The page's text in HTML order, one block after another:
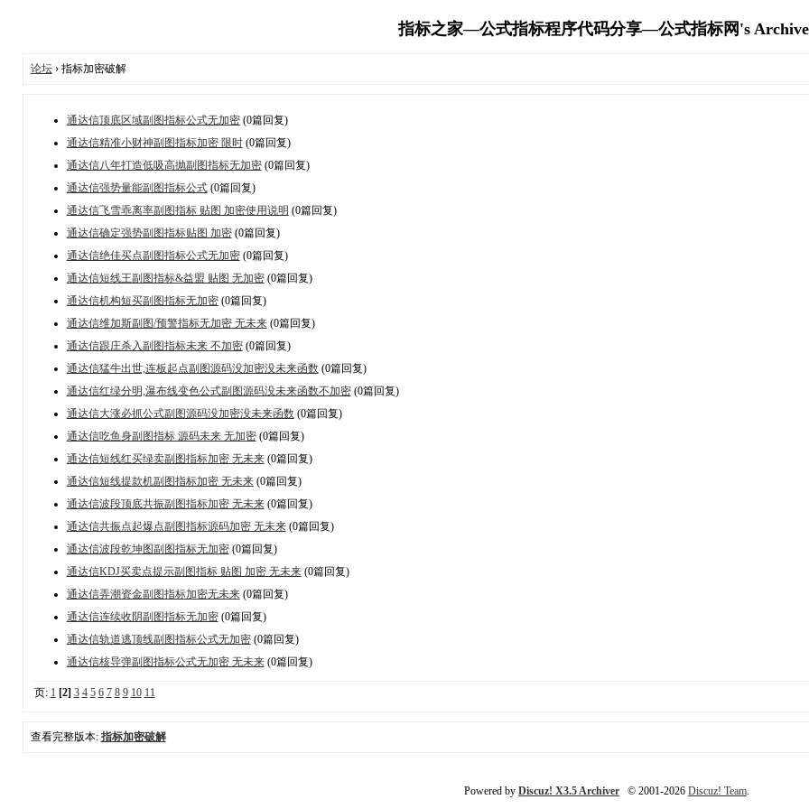
指标之家—公式指标程序代码分享—公式指标网's
论坛› 指标加密破解
通达信顶底区域副图指标公式无加密(0篇回复)
通达信精准小财神副图指标加密 限时(0篇回复)
通达信八年打造低吸高抛副图指标无加密(0篇回复)
通达信强势量能副图指标公式(0篇回复)
通达信飞雪乖离率副图指标 贴图 加密使用说明 (0篇回复)
通达信确定强势副图指标贴图 加密(0篇回复)
通达信绝佳买点副图指标公式无加密(0篇回复)
通达信短线王副图指标&益盟 贴图 无加密(0篇回复)
通达信机构短买副图指标无加密(0篇回复)
通达信维加斯副图/预警指标无加密 无未来(0篇回复)
通达信跟庄杀入副图指标未来 不加密(0篇回复)
通达信猛牛出世,连板起点副图源码没加密没未来函数(0篇回复)
通达信红绿分明,瀑布线变色公式副图源码没未来函数不加密(0篇回复)
通达信大涨必抓公式副图源码没加密没未来函数(0篇回复)
通达信吃鱼身副图指标 源码未来 无加密(0篇回复)
通达信短线红买绿卖副图指标加密 无未来(0篇回复)
通达信短线提款机副图指标加密 无未来(0篇回复)
通达信波段顶底共振副图指标加密 无未来(0篇回复)
通达信共振点起爆点副图指标源码加密 无未来(0篇回复)
通达信波段乾坤图副图指标无加密(0篇回复)
通达信KDJ买卖点提示副图指标 贴图 加密 无未来(0篇回复)
通达信弄潮资金副图指标加密无未来(0篇回复)
通达信连续收阴副图指标无加密(0篇回复)
通达信轨道逃顶线副图指标公式无加密(0篇回复)
通达信核导弹副图指标公式无加密 无未来(0篇回复)
页: 1 [2] 3 4 5 6 7 8 9 10 11
查看完整版本: 指标加密破解
Powered by Discuz! X3.5 Archiver © 2001-2026 Discuz! Team.